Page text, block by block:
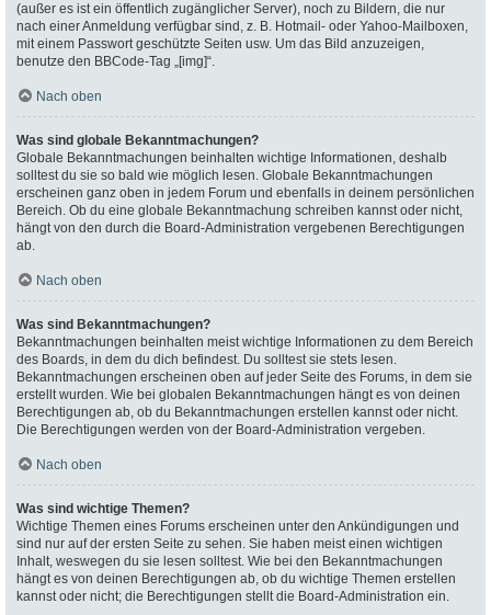
(außer es ist ein öffentlich zugänglicher Server), noch zu Bildern, die nur
nach einer Anmeldung verfügbar sind, z. B. Hotmail- oder Yahoo-Mailboxen,
mit einem Passwort geschützte Seiten usw. Um das Bild anzuzeigen,
benutze den BBCode-Tag „[img]“.
Nach oben
Was sind globale Bekanntmachungen?
Globale Bekanntmachungen beinhalten wichtige Informationen, deshalb
solltest du sie so bald wie möglich lesen. Globale Bekanntmachungen
erscheinen ganz oben in jedem Forum und ebenfalls in deinem persönlichen
Bereich. Ob du eine globale Bekanntmachung schreiben kannst oder nicht,
hängt von den durch die Board-Administration vergebenen Berechtigungen
ab.
Nach oben
Was sind Bekanntmachungen?
Bekanntmachungen beinhalten meist wichtige Informationen zu dem Bereich
des Boards, in dem du dich befindest. Du solltest sie stets lesen.
Bekanntmachungen erscheinen oben auf jeder Seite des Forums, in dem sie
erstellt wurden. Wie bei globalen Bekanntmachungen hängt es von deinen
Berechtigungen ab, ob du Bekanntmachungen erstellen kannst oder nicht.
Die Berechtigungen werden von der Board-Administration vergeben.
Nach oben
Was sind wichtige Themen?
Wichtige Themen eines Forums erscheinen unter den Ankündigungen und
sind nur auf der ersten Seite zu sehen. Sie haben meist einen wichtigen
Inhalt, weswegen du sie lesen solltest. Wie bei den Bekanntmachungen
hängt es von deinen Berechtigungen ab, ob du wichtige Themen erstellen
kannst oder nicht; die Berechtigungen stellt die Board-Administration ein.